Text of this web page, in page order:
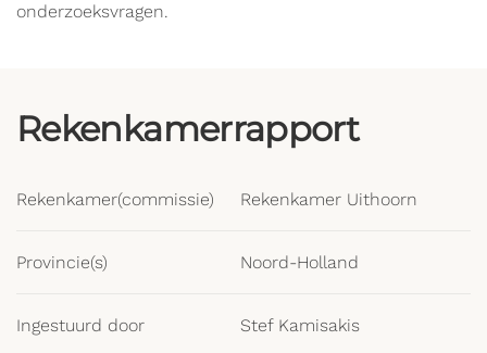
onderzoeksvragen.
Rekenkamerrapport
Rekenkamer(commissie) Rekenkamer Uithoorn
Provincie(s) Noord-Holland
Ingestuurd door Stef Kamisakis